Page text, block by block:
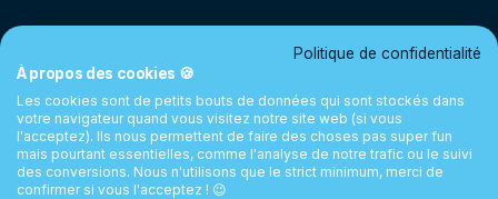
Politique de confidentialité
À propos des cookies 🍪
Les cookies sont de petits bouts de données qui sont stockés dans
votre navigateur quand vous visitez notre site web (si vous
l'acceptez). Ils nous permettent de faire des choses pas super fun
mais pourtant essentielles, comme l'analyse de notre trafic ou le suivi
des conversions. Nous n'utilisons que le strict minimum, merci de
confirmer si vous l'acceptez ! 😉